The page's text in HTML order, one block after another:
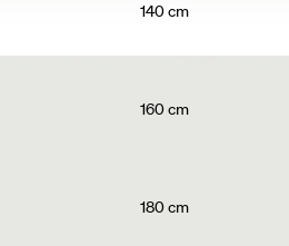
140 cm
160 cm
180 cm